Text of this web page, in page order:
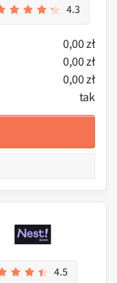
4.3
0,00 zł
0,00 zł
0,00 zł
tak
4.5